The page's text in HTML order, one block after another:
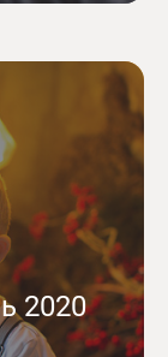
2020